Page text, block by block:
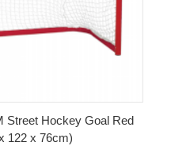
Street Hockey Goal Red
122 x 76cm)